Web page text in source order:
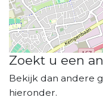
Zoekt u een
Bekijk dan andere
hieronder.